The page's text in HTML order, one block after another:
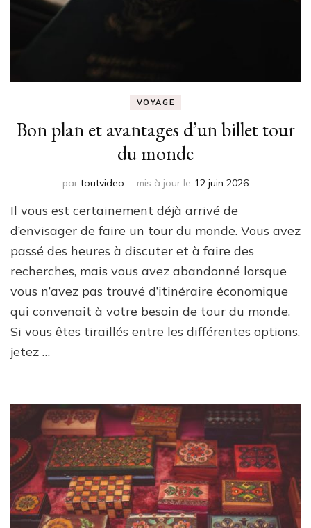
VOYAGE
Bon plan et avantages d’un billet tour
du monde
par toutvideo mis à jour le 12 juin 2026
Il vous est certainement déjà arrivé de
d’envisager de faire un tour du monde. Vous avez
passé des heures à discuter et à faire des
recherches, mais vous avez abandonné lorsque
vous n’avez pas trouvé d’itinéraire économique
qui convenait à votre besoin de tour du monde.
Si vous êtes tiraillés entre les différentes options,
jetez …